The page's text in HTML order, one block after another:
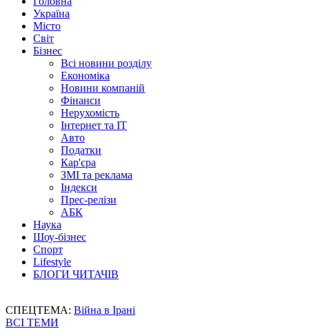
Україна
Місто
Світ
Бізнес
Всі новини розділу
Економіка
Новини компаній
Фінанси
Нерухомість
Інтернет та IT
Авто
Податки
Кар'єра
ЗМІ та реклама
Індекси
Прес-релізи
АБК
Наука
Шоу-бізнес
Спорт
Lifestyle
БЛОГИ ЧИТАЧІВ
СПЕЦТЕМА: Війна в Ірані
ВСІ ТЕМИ